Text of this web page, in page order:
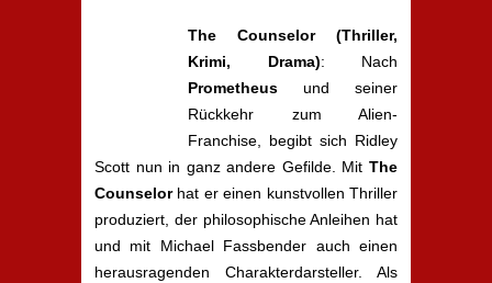
The Counselor (Thriller,
Krimi, Drama): Nach
Prometheus und seiner
Rückkehr zum Alien-
Franchise, begibt sich Ridley
Scott nun in ganz andere Gefilde. Mit The
Counselorhat er einen kunstvollen Thriller
produziert, der philosophische Anleihen hat
und mit Michael Fassbender auch einen
herausragenden Charakterdarsteller. Als